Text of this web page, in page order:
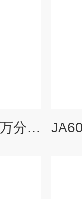
FA-C型全自动内自校万分之一克电子分析天平